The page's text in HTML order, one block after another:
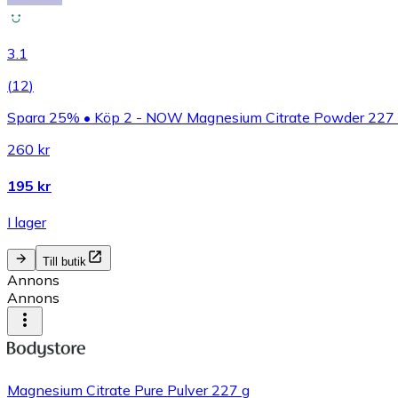
3.1
(12)
Spara 25% • Köp 2 - NOW Magnesium Citrate Powder 227
260 kr
195 kr
I lager
Till butik
Annons
Annons
Magnesium Citrate Pure Pulver 227 g